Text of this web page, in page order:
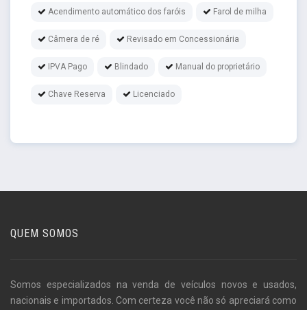
Acendimento automático dos faróis Farol de milha
Câmera de ré Revisado em Concessionária
IPVA Pago Blindado Manual do proprietário
Chave Reserva Licenciado
QUEM SOMOS
Somos especializados na venda de veículos novos e usados,
nacionais e importados. Com certeza você não só apreciará como